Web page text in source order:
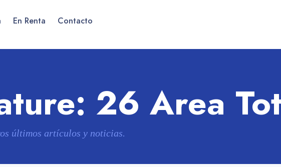
En Renta Contacto
26 Area
últimos artículos y noticias.